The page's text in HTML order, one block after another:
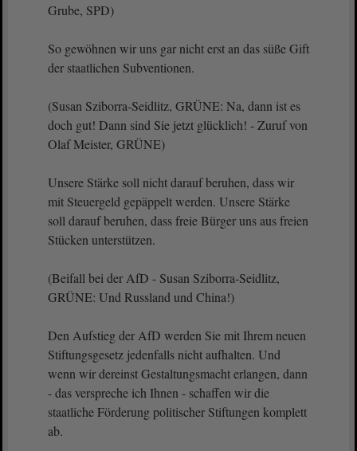
Grube, SPD)
So gewöhnen wir uns gar nicht erst an das süße Gift
der staatlichen Subventionen.
(Susan Sziborra-Seidlitz, GRÜNE: Na, dann ist es
doch gut! Dann sind Sie jetzt glücklich! - Zuruf von
Olaf Meister, GRÜNE)
Unsere Stärke soll nicht darauf beruhen, dass wir
mit Steuergeld gepäppelt werden. Unsere Stärke
soll darauf beruhen, dass freie Bürger uns aus freien
Stücken unterstützen.
(Beifall bei der AfD - Susan Sziborra-Seidlitz,
GRÜNE: Und Russland und China!)
Den Aufstieg der AfD werden Sie mit Ihrem neuen
Stiftungsgesetz jedenfalls nicht aufhalten. Und
wenn wir dereinst Gestaltungsmacht erlangen, dann
- das verspreche ich Ihnen - schaffen wir die
staatliche Förderung politischer Stiftungen komplett
ab.